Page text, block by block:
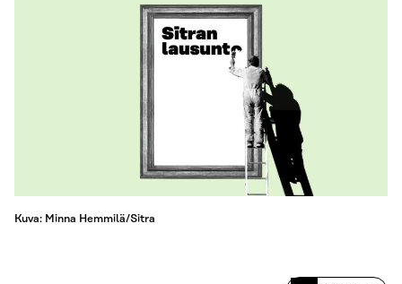
Kuva: Minna Hemmilä/Sitra